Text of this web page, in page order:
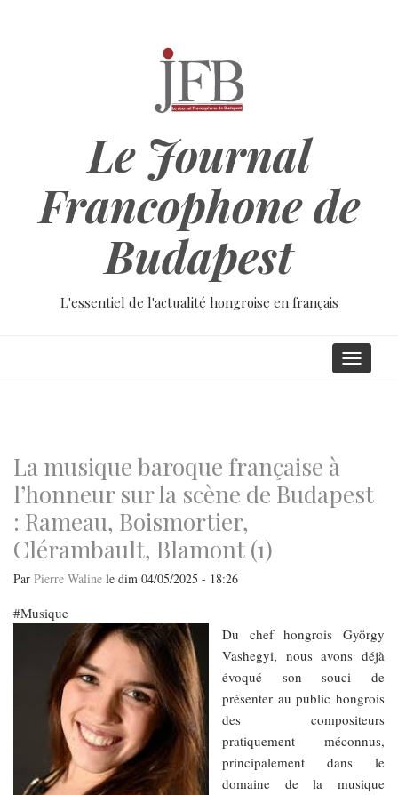
Le Journal
Francophone de
Budapest
L'essentiel de l'actualité hongroise en français
Toggle
La musique baroque française à
l’honneur sur la scène de Budapest
: Rameau, Boismortier,
Clérambault, Blamont (1)
Par Pierre Waline le dim 04/05/2025 - 18:26
Musique
Du chef hongrois György
Vashegyi, nous avons déjà
évoqué son souci de
présenter au public hongrois
des compositeurs
pratiquement méconnus,
principalement dans le
domaine de la musique